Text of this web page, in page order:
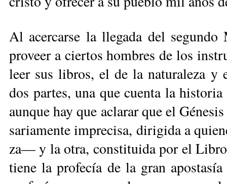
Al acer­car­se la lle­ga­da del
pro­veer a cier­tos hom­bres de los
leer sus li­bros, el de la na­tu­ra­le­za y
dos par­tes, una que cuen­ta la
aun­que hay que acla­rar que el
sa­ria­men­te im­pre­ci­sa, di­ri­gi­da a
za— y la otra, cons­ti­tui­da por el
tie­ne la pro­fe­cía de la gran